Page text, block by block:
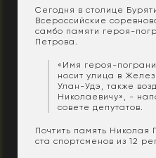
Сегодня в столице
Всероссийские
самбо памяти героя-
Петрова.
«Имя героя-
носит улица в
Улан-Удэ, также
Николаевичу», -
совете депутатов.
Почтить память
ста спортсменов из 12